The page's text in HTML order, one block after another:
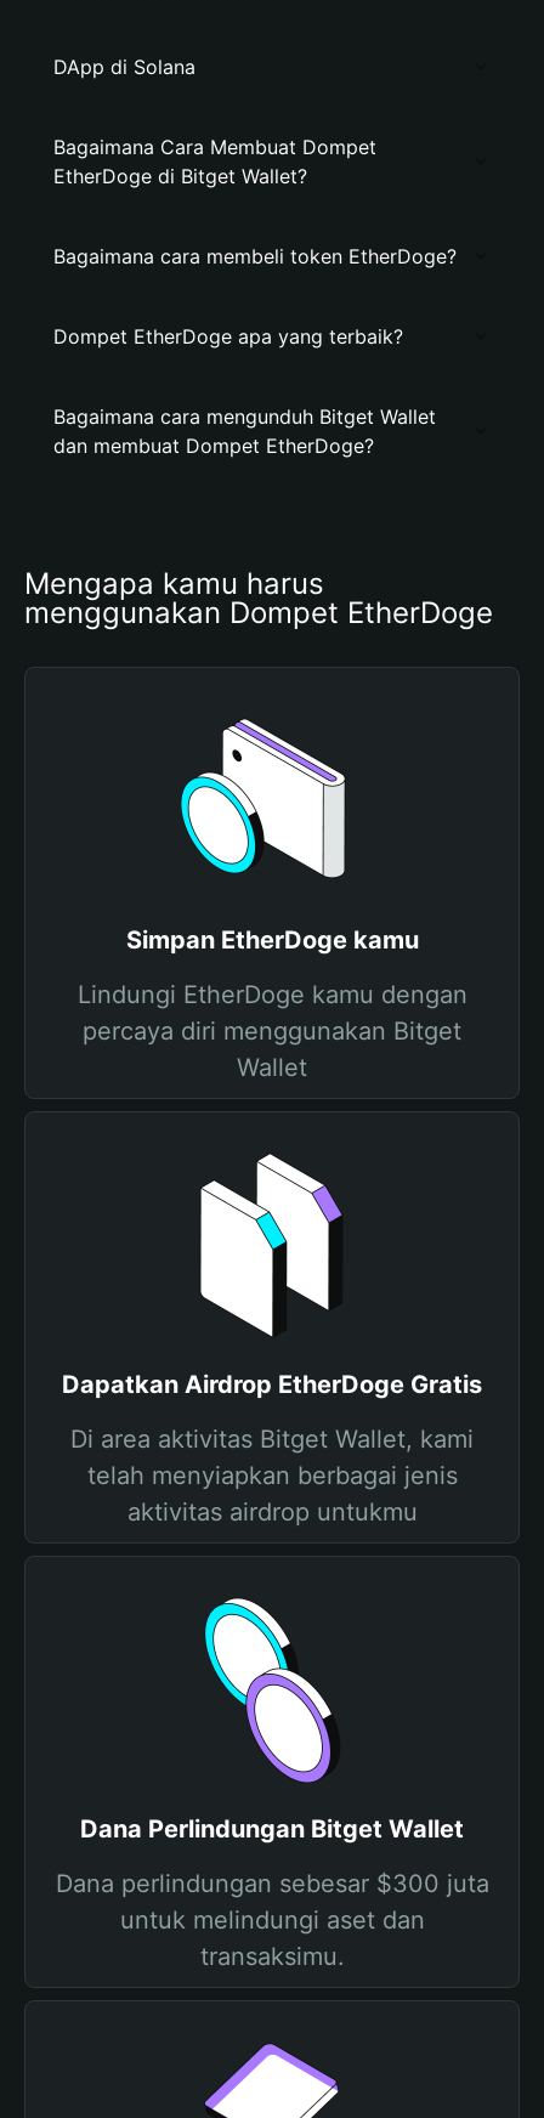
DApp di Solana
Bagaimana Cara Membuat Dompet
EtherDoge di Bitget Wallet?
Bagaimana cara membeli token EtherDoge?
Dompet EtherDoge apa yang terbaik?
Bagaimana cara mengunduh Bitget Wallet
dan membuat Dompet EtherDoge?
Mengapa kamu harus
menggunakan Dompet EtherDoge
Simpan EtherDoge kamu
Lindungi EtherDoge kamu dengan
percaya diri menggunakan Bitget
Wallet
Dapatkan Airdrop EtherDoge Gratis
Di area aktivitas Bitget Wallet, kami
telah menyiapkan berbagai jenis
aktivitas airdrop untukmu
Dana Perlindungan Bitget Wallet
Dana perlindungan sebesar $300 juta
untuk melindungi aset dan
transaksimu.